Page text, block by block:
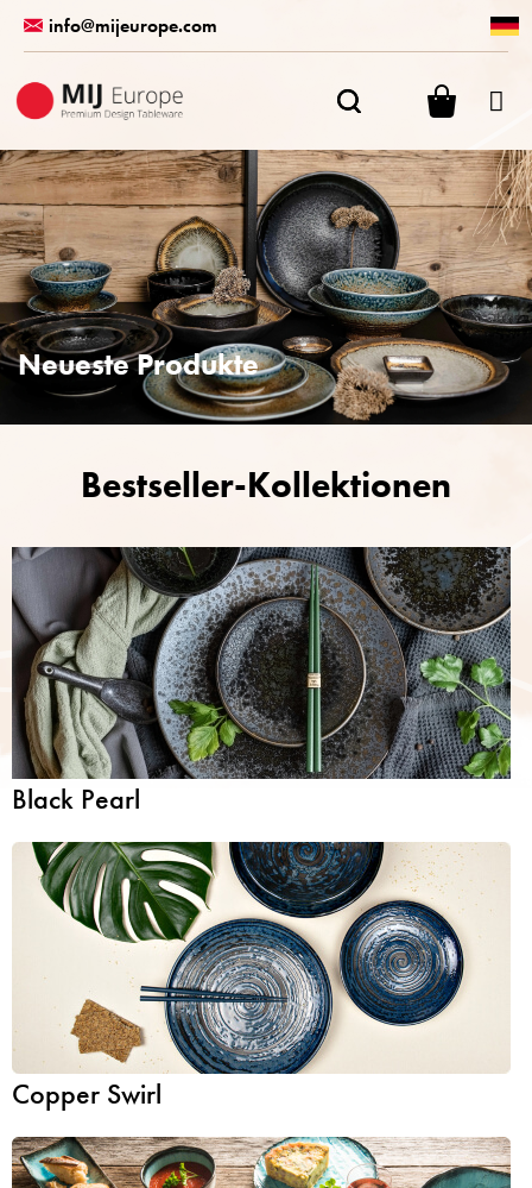
Inhalt
springen
info@mijeurope.com
Neueste Produkte
Bestseller-Kollektionen
Black Pearl
Copper Swirl